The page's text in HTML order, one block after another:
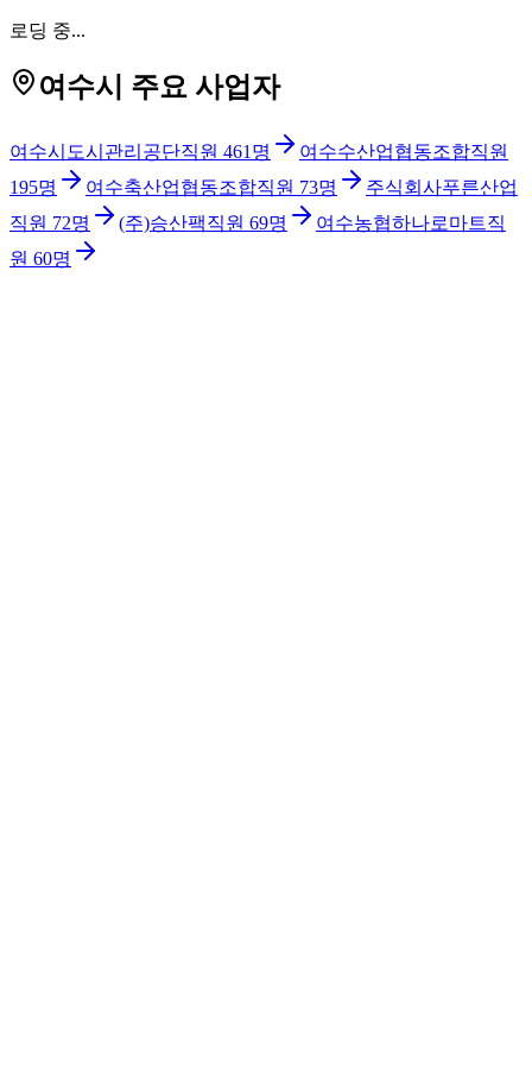
로딩 중...
여수시 주요 사업자
여수시도시관리공단직원 461 명 여수수산업협동조합직원
195명 여수축산업협동조합직원 73명
주식회사푸른산업
직원 72명 (주)승산팩직원 69명 여수농협하나로마트직
원 60명